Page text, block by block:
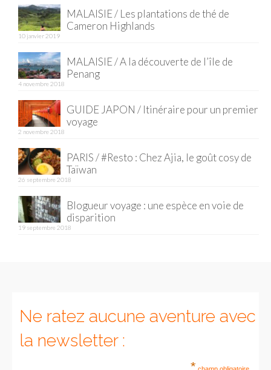
Savoie
Allemagne
Munich
Danemark
Copenhague
Portugal
Lisbonne
– Berlin
– Munich
MALAISIE / Les plantations de thé de
Cameron Highlands
10 janvier 2019
MALAISIE / A la découverte de l’île de
Penang
4 novembre 2018
GUIDE JAPON / Itinéraire pour un premier
voyage
2 novembre 2018
PARIS / #Resto : Chez Ajia, le goût cosy de
Taïwan
26 septembre 2018
Blogueur voyage : une espèce en voie de
disparition
19 septembre 2018
Ne ratez aucune aventure avec
la newsletter :
*